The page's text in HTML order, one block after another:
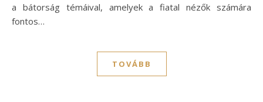
a bátorság témáival, amelyek a fiatal nézők számára
fontos…
TOVÁBB